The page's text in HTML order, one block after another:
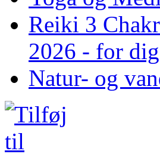
Reiki 3
2026 - for
Natur- og